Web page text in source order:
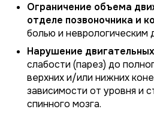
Ограничение объема
отделе позвоночника и
болью и неврологическим
Нарушение
слабости (парез) до
верхних и/или нижних
зависимости от уровня и
спинного мозга.